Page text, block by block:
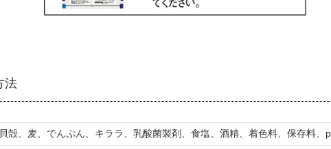
法
殻、麦、でんぷん、キララ、乳酸菌製剤、食塩、酒精、着色料、保存料、